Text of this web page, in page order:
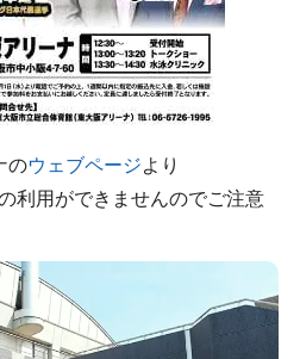
のウェブページより
利用ができませんのでご注意